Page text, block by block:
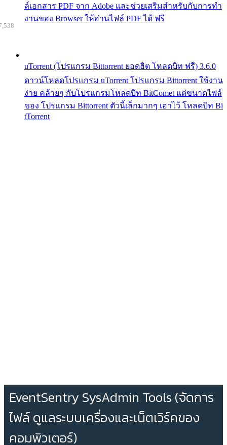
ล์เอกสาร PDF จาก Adobe และช่วยเสริมสำหรับกับการทำ
งานของ Browser ให้อ่านไฟล์ PDF ได้ ฟรี
uTorrent (โปรแกรม Bittorrent ยอดฮิต โหลดบิท ฟรี) 3.6.0
ดาวน์โหลดโปรแกรม uTorrent โปรแกรม Bittorrent ใช้งาน
ง่าย คล้ายๆ กับโปรแกรมโหลดบิท BitComet แต่ขนาดไฟล์
ของ โปรแกรม Bittorrent ตัวนี้เล็กมากๆ เอาไว้ โหลดบิท Bi
tTorrent
EventSentry SysAdmin Tools (จัดการ
ไฟล์ ดูแลระบบเครื่องและเน็ตเวิร์คของ
คอมพิวเตอร์)